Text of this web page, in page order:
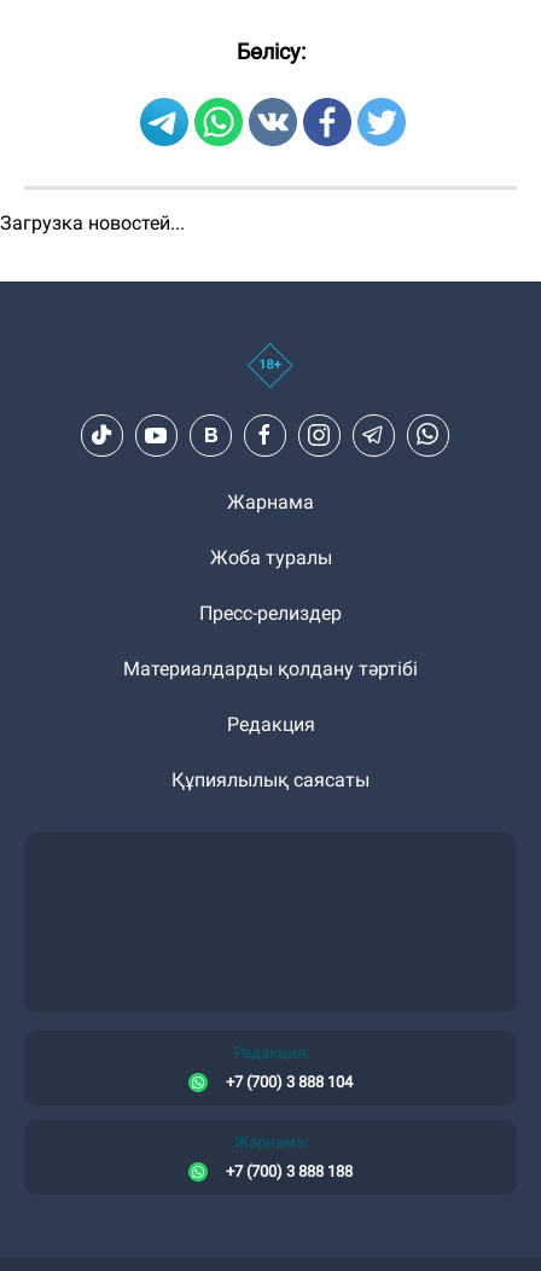
Бөлісу:
Загрузка новостей...
Жарнама
Жоба туралы
Пресс-релиздер
Материалдарды қолдану тәртібі
Редакция
Құпиялылық саясаты
Редакция:
+7 (700) 3 888 104
Жарнама:
+7 (700) 3 888 188